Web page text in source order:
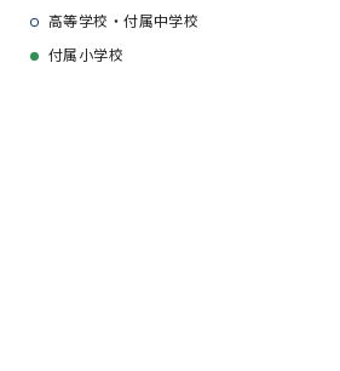
高等学校・付属中学校
付属小学校